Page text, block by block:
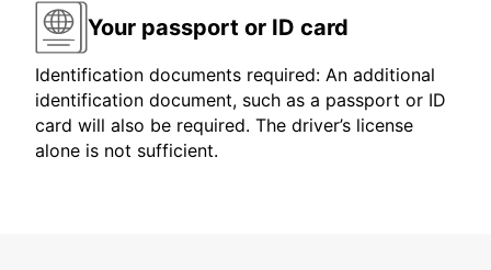
Your passport or ID card
Identification documents required: An additional
identification document, such as a passport or ID
card will also be required. The driver’s license
alone is not sufficient.